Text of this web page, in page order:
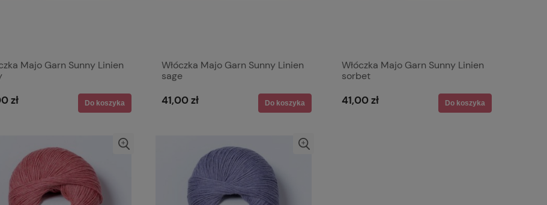
Majo Garn Sunny Linien
zł Do koszyka
Włóczka Majo Garn Sunny Linien
sage
41,00 zł Do koszyka
Włóczka Majo Garn Sunny Linien
sorbet
41,00 zł Do koszyka